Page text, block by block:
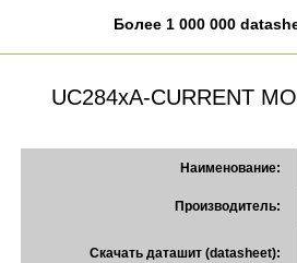
Более 1 000 000
UC284xA-CURRENT
Наименование:
Производитель:
Скачать даташит (datasheet):